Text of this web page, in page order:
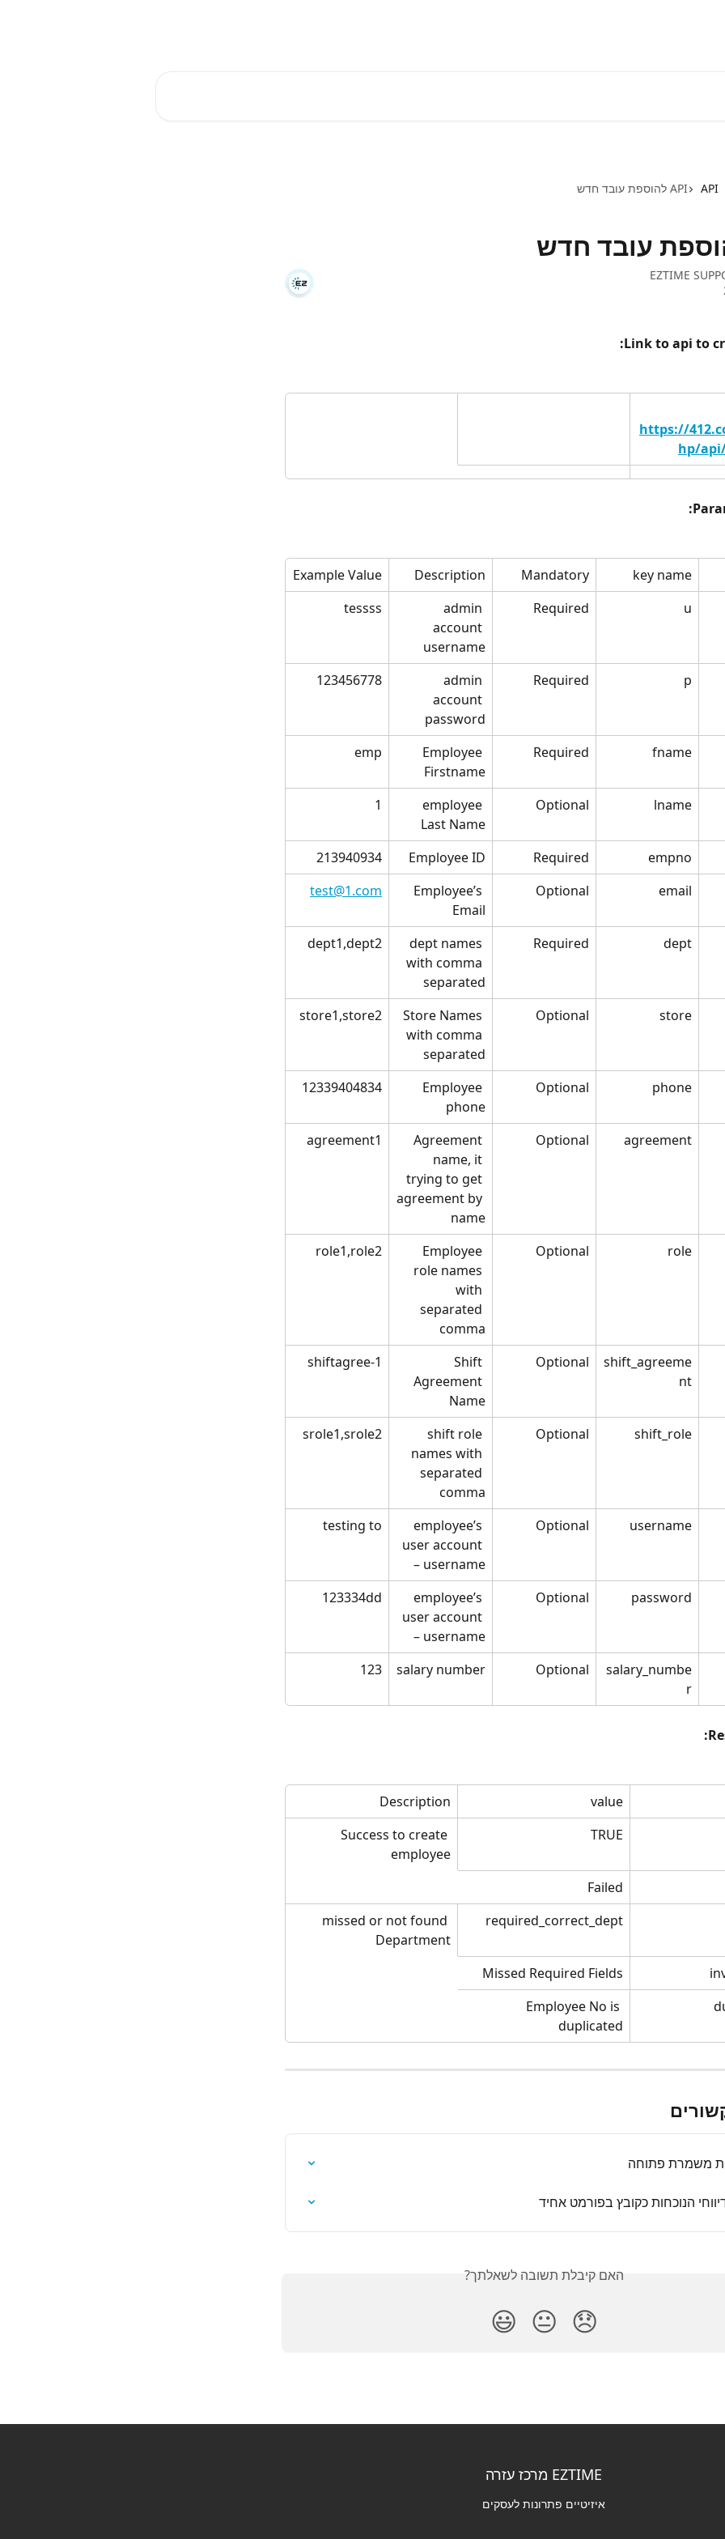
API API להוספת עובד חדש
EZTIME
Link to api to
https://
hp/
key name
Mandatory
Description
Example Value
u
Required
admin
account
username
tessss
p
Required
admin
account
password
123456778
fname
Required
Employee
Firstname
emp
lname
Optional
employee
Last Name
1
empno
Required
Employee ID
213940934
email
Optional
Employee’s
Email
test@1.com
dept
Required
dept names
with comma
separated
dept1,dept2
store
Optional
Store Names
with comma
separated
store1,store2
phone
Optional
Employee
phone
12339404834
agreement
Optional
Agreement
name, it
trying to get
agreement by
name
agreement1
role
Optional
Employee
role names
with
separated
comma
role1,role2
shift_agreeme
nt
Optional
Shift
Agreement
Name
shiftagree-1
shift_role
Optional
shift role
names with
separated
comma
srole1,srole2
username
Optional
employee’s
user account
– username
testing to
password
Optional
employee’s
user account
– username
123334dd
salary_numbe
r
Optional
salary number
123
:
value
Description
TRUE
Success to create
employee
Failed
required_correct_dept
missed or not found
Department
Missed Required Fields
Employee No is
duplicated
האם קיבלת תשובה לשאלתך?
😞
😐
😃
EZTIME מרכז עזרה
איזיטיים פתרונות לעסקים